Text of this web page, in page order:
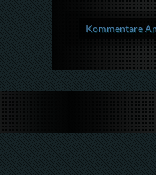
Kommentare